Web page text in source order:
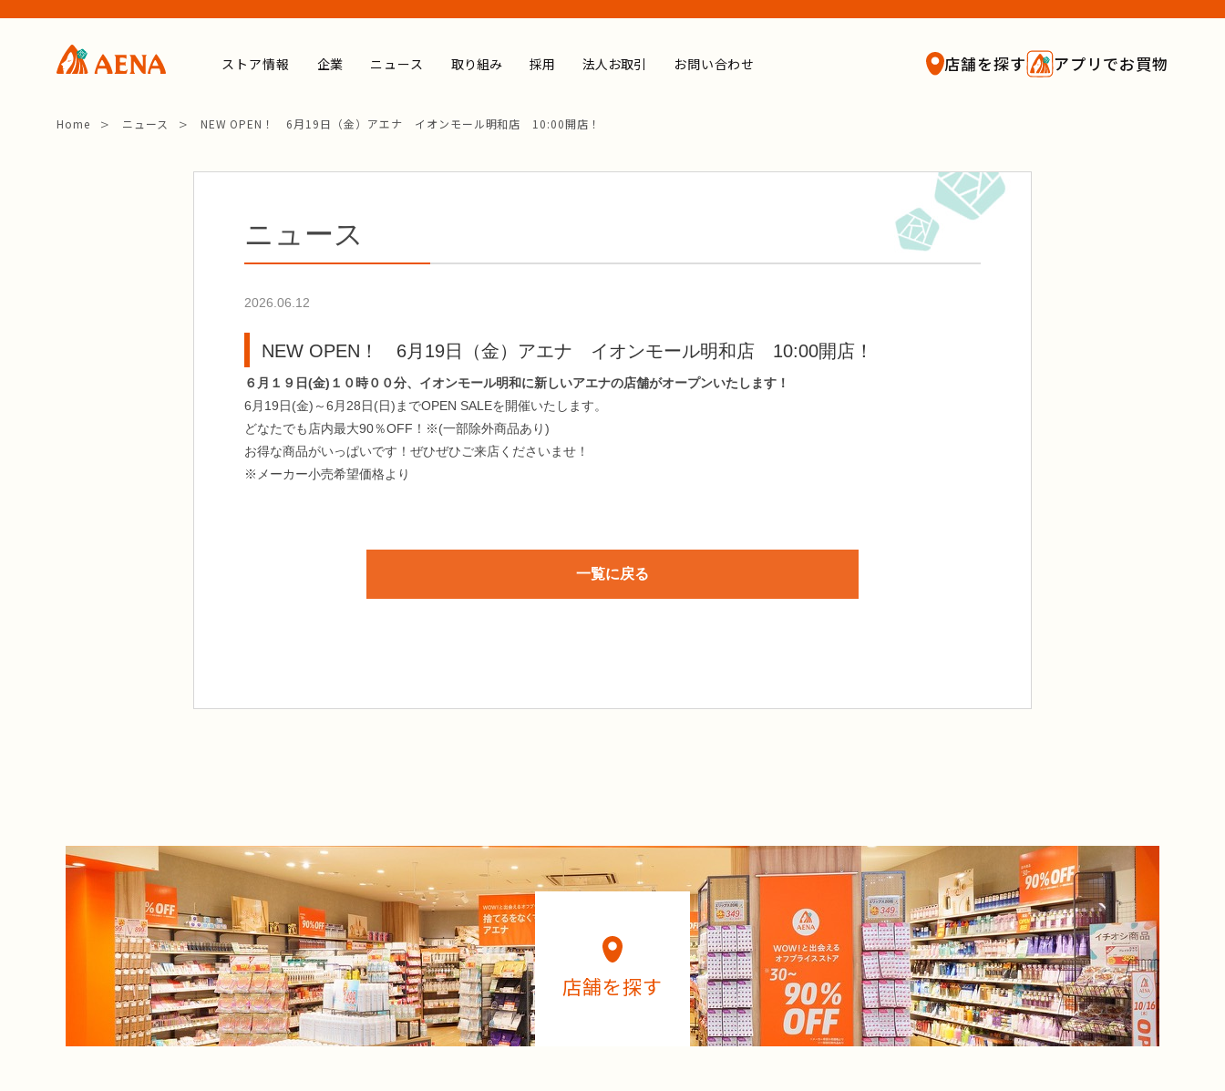
ストア情報 企業 ニュース 取り組み 採用 法人お取引 お問い合わせ 店舗を探す アプリでお買物
Home ニュース NEW OPEN！ 6月19日（金）アエナ イオンモール明和店 10:00開店！
ニュース
2026.06.12
NEW OPEN！ 6月19日（金）アエナ イオンモール明和店 10:00開店！
６月１９日(金)１０時００分、イオンモール明和に新しいアエナの店舗がオープンいたします！
6月19日(金)～6月28日(日)までOPEN SALEを開催いたします。
どなたでも店内最大90％OFF！※(一部除外商品あり)
お得な商品がいっぱいです！ぜひぜひご来店くださいませ！
※メーカー小売希望価格より
一覧に戻る
店舗を探す